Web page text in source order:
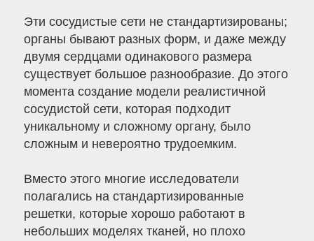
Эти сосудистые сети не стандартизированы;
органы бывают разных форм, и даже между
двумя сердцами одинакового размера
существует большое разнообразие. До этого
момента создание модели реалистичной
сосудистой сети, которая подходит
уникальному и сложному органу, было
сложным и невероятно трудоемким.
Вместо этого многие исследователи
полагались на стандартизированные
решетки, которые хорошо работают в
небольших моделях тканей, но плохо